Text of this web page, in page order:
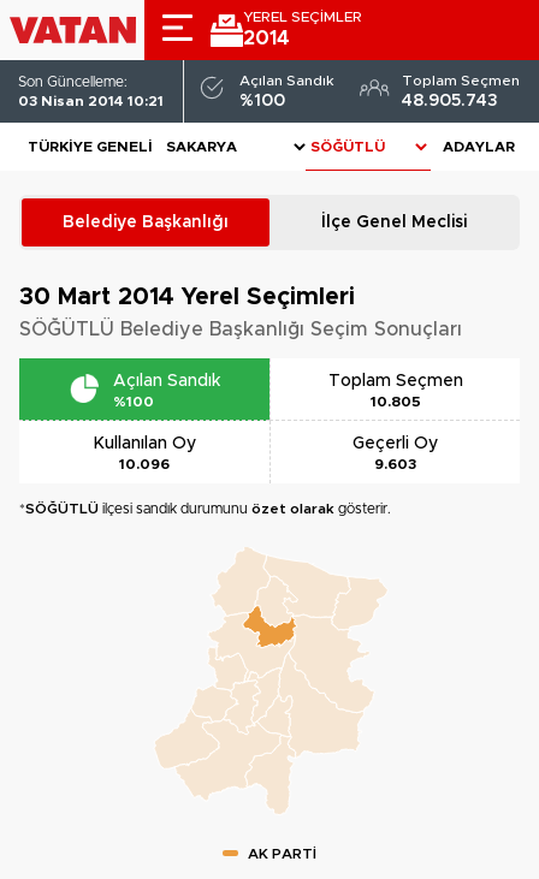
YEREL SEÇİMLER
2014
Son Güncelleme:
03 Nisan 2014 10:21
Açılan Sandık
%100
Toplam Seçmen
48.905.743
TÜRKIYE GENELI ADAYLAR
Belediye Başkanlığı İlçe Genel Meclisi
30 Mart 2014 Yerel Seçimleri
SÖĞÜTLÜ Belediye Başkanlığı Seçim Sonuçları
Açılan Sandık
%100
Toplam Seçmen
10.805
Kullanılan Oy
10.096
Geçerli Oy
9.603
*SÖĞÜTLÜ ilçesi sandık durumunu özet olarak gösterir.
AK PARTİ